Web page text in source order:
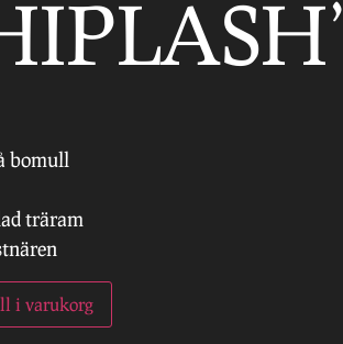
bomull
träram
i varukorg